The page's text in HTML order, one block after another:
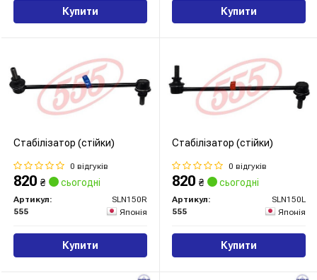
Купити Купити
Стабілізатор (стійки)
0 відгуків
820 ₴ сьогодні
Артикул:
SLN150R
555
Японія
Купити
Стабілізатор (стійки)
0 відгуків
820 ₴ сьогодні
Артикул:
SLN150L
555
Японія
Купити